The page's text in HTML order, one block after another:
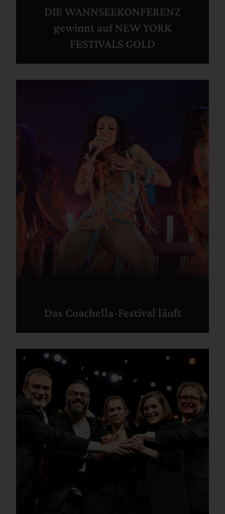
DIE WANNSEEKONFERENZ
gewinnt auf NEW YORK
FESTIVALS GOLD
Das Coachella-Festival läuft